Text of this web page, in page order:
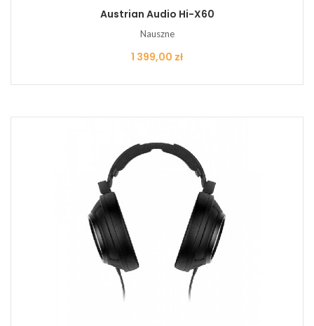
Austrian Audio Hi-X60
Nauszne
Cena
1 399,00 zł